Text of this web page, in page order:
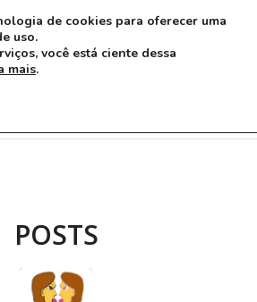
Tag: sensibilidade
POSTS
de cookies para oferecer uma
uso.
você está ciente dessa
mais.